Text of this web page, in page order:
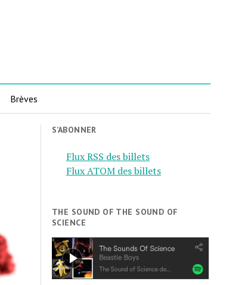
Brèves
S’ABONNER
Flux RSS des billets
Flux ATOM des billets
THE SOUND OF THE SOUND OF
SCIENCE